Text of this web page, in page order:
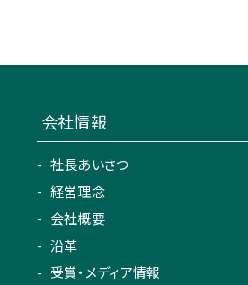
会社情報
社長あいさつ
経営理念
会社概要
沿革
受賞・メディア情報